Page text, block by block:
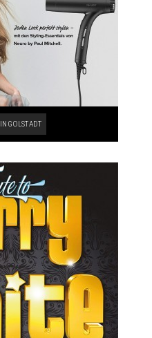
INGOLSTADT